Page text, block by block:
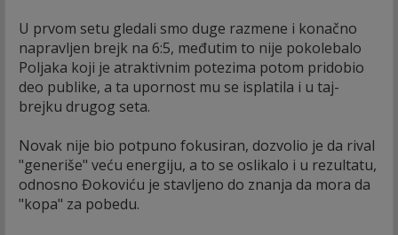
U prvom setu gledali smo duge razmene i konačno
napravljen brejk na 6:5, međutim to nije pokolebalo
Poljaka koji je atraktivnim potezima potom pridobio
deo publike, a ta upornost mu se isplatila i u taj-
brejku drugog seta.
Novak nije bio potpuno fokusiran, dozvolio je da rival
"generiše" veću energiju, a to se oslikalo i u rezultatu,
odnosno Đokoviću je stavljeno do znanja da mora da
"kopa" za pobedu.